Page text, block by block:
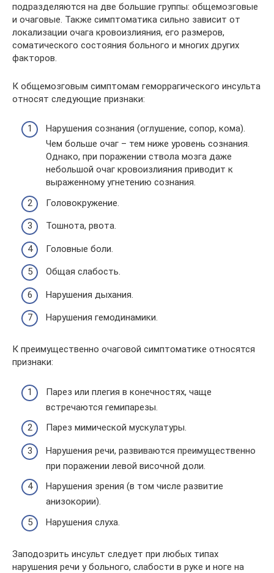
подразделяются на две большие группы: общемозговые
и очаговые. Также симптоматика сильно зависит от
локализации очага кровоизлияния, его размеров,
соматического состояния больного и многих других
факторов.
К общемозговым симптомам геморрагического инсульта
относят следующие признаки:
Нарушения сознания (оглушение, сопор, кома).
Чем больше очаг – тем ниже уровень сознания.
Однако, при поражении ствола мозга даже
небольшой очаг кровоизлияния приводит к
выраженному угнетению сознания.
Головокружение.
Тошнота, рвота.
Головные боли.
Общая слабость.
Нарушения дыхания.
Нарушения гемодинамики.
К преимущественно очаговой симптоматике относятся
признаки:
Парез или плегия в конечностях, чаще
встречаются гемипарезы.
Парез мимической мускулатуры.
Нарушения речи, развиваются преимущественно
при поражении левой височной доли.
Нарушения зрения (в том числе развитие
анизокории).
Нарушения слуха.
Заподозрить инсульт следует при любых типах
нарушения речи у больного, слабости в руке и ноге на